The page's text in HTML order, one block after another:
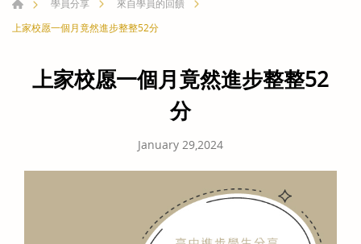
學員分享
來自學員的回饋
上家校愿一個月竟然進步整整52分
上家校愿一個月竟然進步整整52
分
January 29,2024